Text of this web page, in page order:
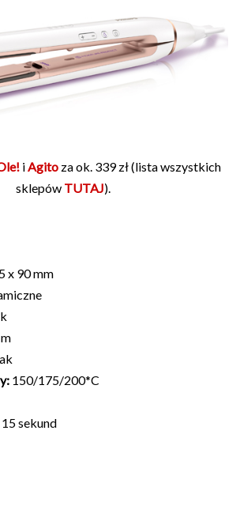
i Agitoza ok. 339 zł (lista wszystkich
sklepów TUTAJ).
x 90 mm
150/175/200*C
15 sekund